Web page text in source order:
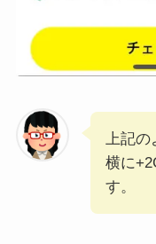
上記の
横に
す。